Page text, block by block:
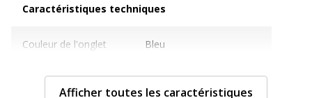
Caractéristiques techniques
Couleur de l'onglet
Bleu
Afficher toutes les caractéristiques